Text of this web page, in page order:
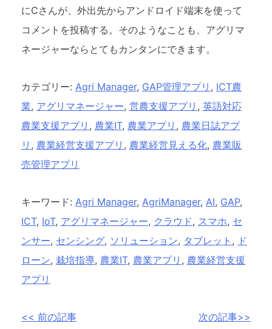
にCさんが、外出先からアンドロイド端末を使って
コメントを投稿する。そのようなことも、アグリマ
ネージャーならとてもカンタンにできます。
カテゴリー: Agri Manager, GAP管理アプリ , ICT農
業, アグリマネージャー, 営農支援アプリ , 英語対応
農業支援アプリ , 農業IT, 農業アプリ , 農業日誌アプ
リ , 農業経営支援アプリ , 農業経営見える化, 農業販
売管理アプリ
キーワード: Agri Manager, AgriManager, AI, GAP,
ICT, IoT, アグリマネージャー, クラウド, スマホ, セ
ンサー, センシング, ソリューション, タブレット , ド
ローン, 栽培指導, 農業IT, 農業アプリ , 農業経営支援
アプリ
投
<< 前の記事
次の記事>>